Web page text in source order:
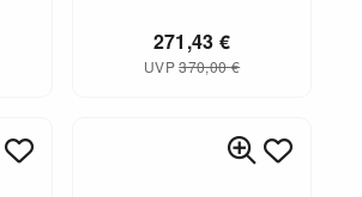
271,43€
UVP370,00€